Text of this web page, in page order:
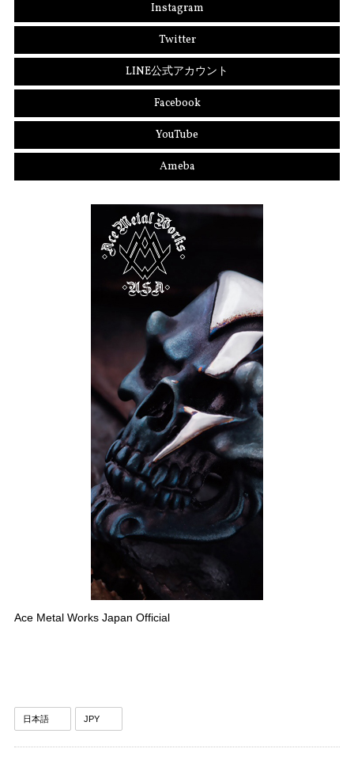
Instagram
Twitter
LINE公式アカウント
Facebook
YouTube
Ameba
Ace Metal Works Japan Official